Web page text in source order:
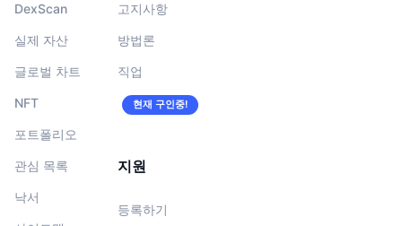
DexScan
실제 자산
글로벌 차트
NFT
포트폴리오
관심 목록
낙서
고지사항
방법론
직업
현재 구인중!
지원
등록하기